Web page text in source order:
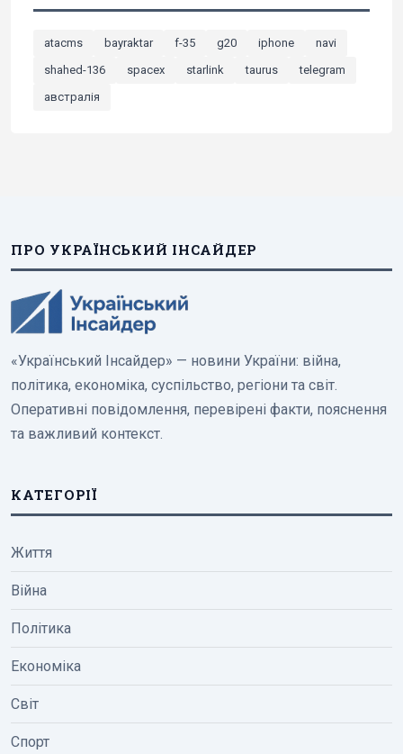
atacms bayraktar f-35 g20 iphone
navi
shahed-136
spacex starlink taurus
telegram
австралія
ПРО УКРАЇНСЬКИЙ ІНСАЙДЕР
«Український Інсайдер» — новини України: війна,
політика, економіка, суспільство, регіони та світ.
Оперативні повідомлення, перевірені факти, пояснення
та важливий контекст.
КАТЕГОРІЇ
Життя
Війна
Політика
Економіка
Світ
Спорт